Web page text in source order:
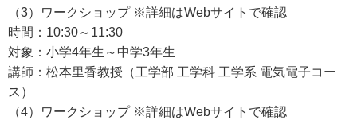
（3）ワークショップ ※詳細はWebサイトで確認
時間：10:30～11:30
対象：小学4年生～中学3年生
講師：松本里香教授（工学部 工学科 工学系 電気電子コー
ス）
（4）ワークショップ ※詳細はWebサイトで確認